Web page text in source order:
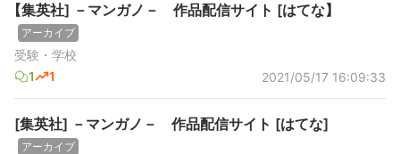
【集英社] －マンガノ－ 作品配信サイト [はてな】
アーカイブ
受験・学校
1
1 2021/05/17 16:09:33
[集英社] －マンガノ－ 作品配信サイト [はてな]
アーカイブ